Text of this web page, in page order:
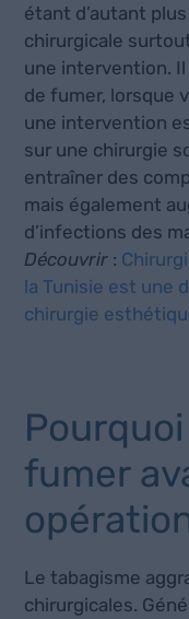
étant d’autant
chirurgicale
une intervention.
de fumer, lorsque
une intervention
sur une chirurgie
entraîner des
mais également
d’infections des
Découvrir :
la Tunisie est une
chirurgie
fumer
Le tabagisme
chirurgicales.